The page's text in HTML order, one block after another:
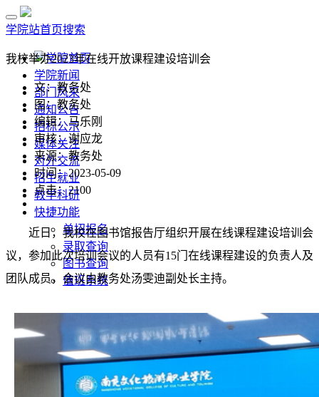
学院站首页搜索
学院首页
学院新闻
部门风采
通知公告
招标公示
媒体关注
对外交流
招生就业
教学科研
快捷功能
单招报名
录取查询
图书查询
值班系统
我校举办2023年在线开放课程建设培训会
文：教务处
图：教务处
编辑：马乐刚
审核：谢应龙
来源：教务处
时间：2023-05-09
点击：2100
近日，我校在图书馆报告厅组织开展在线课程建设培训会
议，参加此次培训会议的人员有15门在线课程建设的负责人及
团队成员，会议由教务处汤雯迪副处长主持。